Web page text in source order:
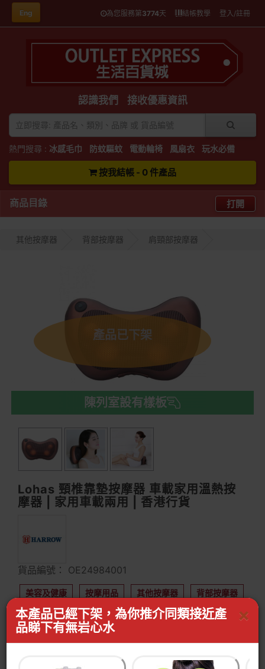
Eng 為您服務第3774天 結帳教學 登入/註冊
認識我們 接收優惠資訊
熱門搜尋 : 冰感毛巾 防蚊驅蚊 電動輪椅 風扇衣 玩水必備
按我結帳 - 0 件產品
商品目錄 打開
其他按摩器 背部按摩器 肩頸部按摩器
產品已下架
陳列室設有樣板
Lohas 頸椎靠墊按摩器 車載家用溫熱按
摩器 | 家用車載兩用 | 香港行貨
貨品編號： OE24984001
美容及健康 按摩用品 其他按摩器 背部按摩器
肩頸部按摩器 ×
本產品已經下架，為你推介同類接近產
品睇下有無岩心水